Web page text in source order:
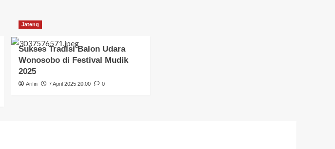
Jateng
Sukses Tradisi Balon Udara
Wonosobo di Festival Mudik
2025
Arifin 7 April 2025 20:00 0